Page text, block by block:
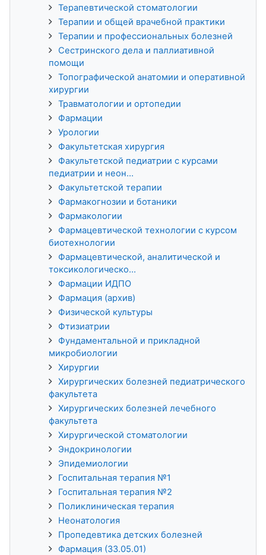
Терапевтической стоматологии
Терапии и общей врачебной практики
Терапии и профессиональных болезней
Сестринского дела и паллиативной
помощи
Топографической анатомии и оперативной
хирургии
Травматологии и ортопедии
Фармации
Урологии
Факультетская хирургия
Факультетской педиатрии с курсами
педиатрии и неон...
Факультетской терапии
Фармакогнозии и ботаники
Фармакологии
Фармацевтической технологии с курсом
биотехнологии
Фармацевтической, аналитической и
токсикологическо...
Фармации ИДПО
Фармация (архив)
Физической культуры
Фтизиатрии
Фундаментальной и прикладной
микробиологии
Хирургии
Хирургических болезней педиатрического
факультета
Хирургических болезней лечебного
факультета
Хирургической стоматологии
Эндокринологии
Эпидемиологии
Госпитальная терапия №1
Госпитальная терапия №2
Поликлиническая терапия
Неонатология
Пропедевтика детских болезней
Фармация (33.05.01)